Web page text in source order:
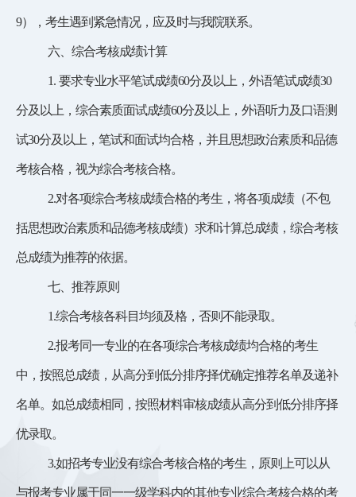
9），考生遇到紧急情况，应及时与我院联系。
六、综合考核成绩计算
1. 要求专业水平笔试成绩60分及以上，外语笔试成绩30
分及以上，综合素质面试成绩60分及以上，外语听力及口语测
试30分及以上，笔试和面试均合格 ， 并且思想政治素质和品德
考核合格， 视为综合考核合格。
2.对各项综合考核成绩合格的考生，将各项成绩（不包
括思想政治素质和品德考核成绩）求和计算总成绩，综合考核
总成绩为推荐的依据。
七、推荐原则
1.综合考核各科目均须及格，否则不能录取。
2.报考同一专业的在各项综合考核成绩均合格的考生
中，按照总成绩，从高分到低分排序择优确定推荐名单及递补
名单。如总成绩相同，按照材料审核成绩从高分到低分排序择
优录取。
3.如招考专业没有综合考核合格的考生，原则上可以从
与报考专业属于同一一级学科内的其他专业综合考核合格的考